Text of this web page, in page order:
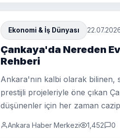
Ekonomi & İş Dünyası
Çankaya'da Nereden Ev
Rehberi
Ankara'nın kalbi olarak bilinen,
prestijli projeleriyle öne çıkan
düşünenler için her zaman
Ankara Haber Merkezi 1,452 0